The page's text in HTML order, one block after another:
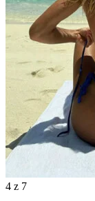
4 z 7